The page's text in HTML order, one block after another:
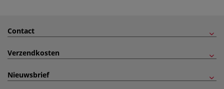
Contact
Verzendkosten
Nieuwsbrief